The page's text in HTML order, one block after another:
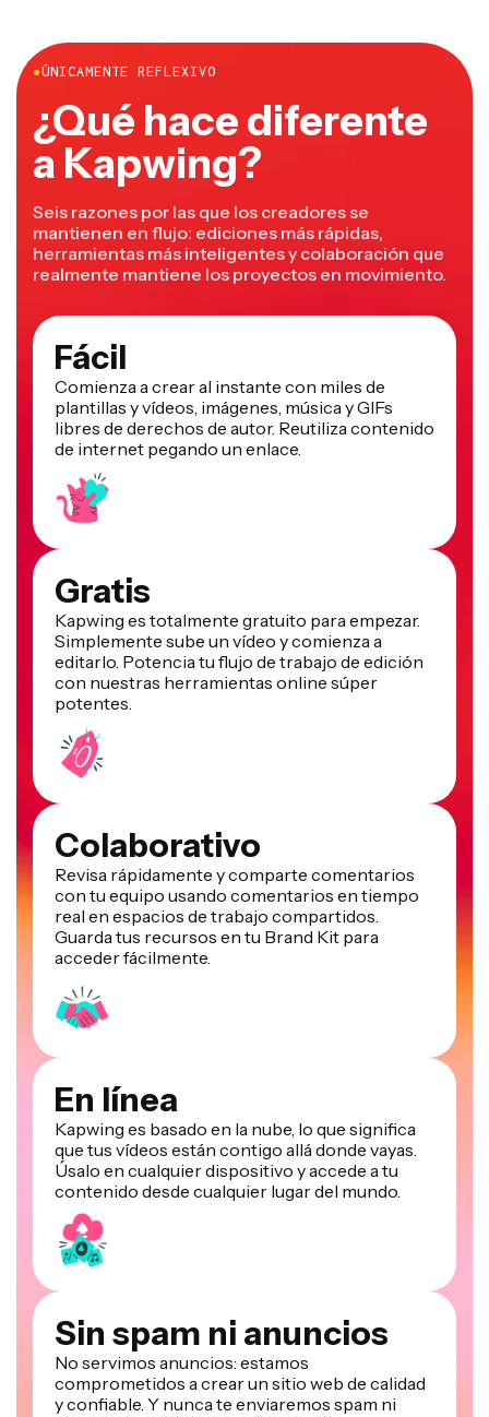
●ÚNICAMENTE REFLEXIVO
¿Qué hace diferente
a Kapwing?
Seis razones por las que los creadores se
mantienen en flujo: ediciones más rápidas,
herramientas más inteligentes y colaboración que
realmente mantiene los proyectos en movimiento.
Fácil
Comienza a crear al instante con miles de
plantillas y vídeos, imágenes, música y GIFs
libres de derechos de autor. Reutiliza contenido
de internet pegando un enlace.
Gratis
Kapwing es totalmente gratuito para empezar.
Simplemente sube un vídeo y comienza a
editarlo. Potencia tu flujo de trabajo de edición
con nuestras herramientas online súper
potentes.
Colaborativo
Revisa rápidamente y comparte comentarios
con tu equipo usando comentarios en tiempo
real en espacios de trabajo compartidos.
Guarda tus recursos en tu Brand Kit para
acceder fácilmente.
En línea
Kapwing es basado en la nube, lo que significa
que tus vídeos están contigo allá donde vayas.
Úsalo en cualquier dispositivo y accede a tu
contenido desde cualquier lugar del mundo.
Sin spam ni anuncios
No servimos anuncios: estamos
comprometidos a crear un sitio web de calidad
y confiable. Y nunca te enviaremos spam ni
venderemos tu información a nadie.